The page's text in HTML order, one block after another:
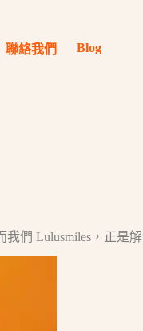
聯絡我們 Blog
們 Lulusmiles，正是